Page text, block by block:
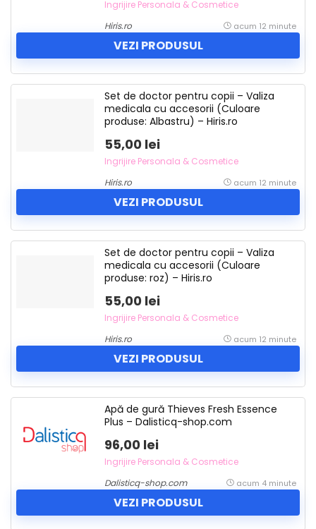
Ingrijire Personala & Cosmetice
Hiris.ro
acum 12 minute
VEZI PRODUSUL
Set de doctor pentru copii – Valiza
medicala cu accesorii (Culoare
produse: Albastru) – Hiris.ro
55,00 lei
Ingrijire Personala & Cosmetice
Hiris.ro
acum 12 minute
VEZI PRODUSUL
Set de doctor pentru copii – Valiza
medicala cu accesorii (Culoare
produse: roz) – Hiris.ro
55,00 lei
Ingrijire Personala & Cosmetice
Hiris.ro
acum 12 minute
VEZI PRODUSUL
Apă de gură Thieves Fresh Essence
Plus – Dalisticq-shop.com
96,00 lei
Ingrijire Personala & Cosmetice
Dalisticq-shop.com
acum 4 minute
VEZI PRODUSUL